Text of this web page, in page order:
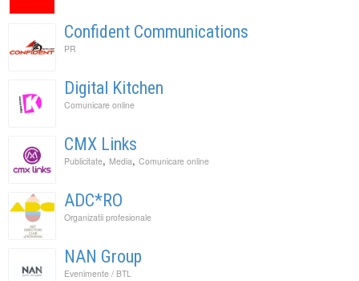
Confident Communications
PR
Digital Kitchen
Comunicare online
CMX Links
Publicitate, Media, Comunicare online
ADC*RO
Organizatii profesionale
NAN Group
Evenimente / BTL